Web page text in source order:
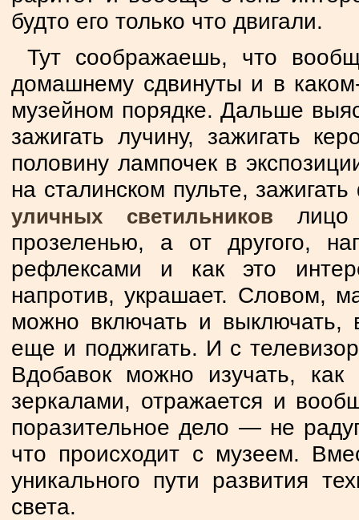
будто его только что двигали.
Тут соображаешь, что
домашнему сдвинуты и в
музейном порядке. Дальше
зажигать лучину, зажигать
половину лампочек в
на сталинском пульте,
уличных светильников лицо
прозеленью, а от другого,
рефлексами и как это
напротив, украшает. Словом,
можно включать и выключать,
еще и поджигать. И с
Вдобавок можно изучать, как
зеркалами, отражается и
поразительное дело — не
что происходит с музеем.
уникального пути развития
света.